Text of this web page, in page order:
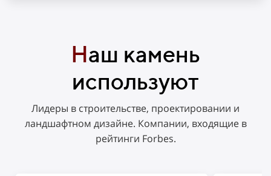
Наш камень
используют
Лидеры в строительстве, проектировании и
ландшафтном дизайне. Компании, входящие в
рейтинги Forbes.